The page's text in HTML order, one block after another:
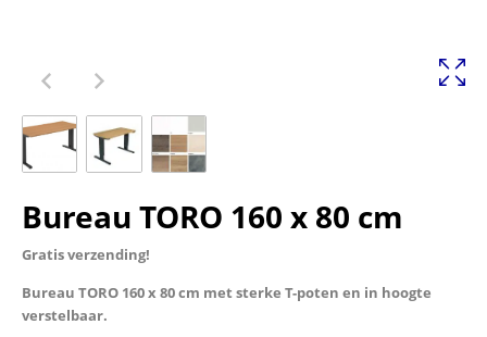
Bureau TORO 160 x 80 cm
Gratis verzending!
Bureau TORO 160 x 80 cm met sterke T-poten en in hoogte
verstelbaar.